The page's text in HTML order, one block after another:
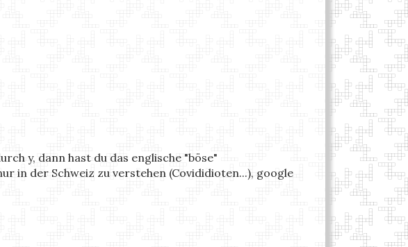
y, dann hast du das englische "böse"
in der Schweiz zu verstehen (Covididioten...), google